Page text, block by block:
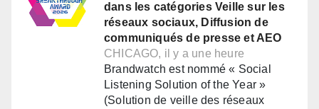
dans les catégories Veille sur les
réseaux sociaux, Diffusion de
communiqués de presse et AEO
CHICAGO, il y a une heure
Brandwatch est nommé « Social
Listening Solution of the Year »
(Solution de veille des réseaux